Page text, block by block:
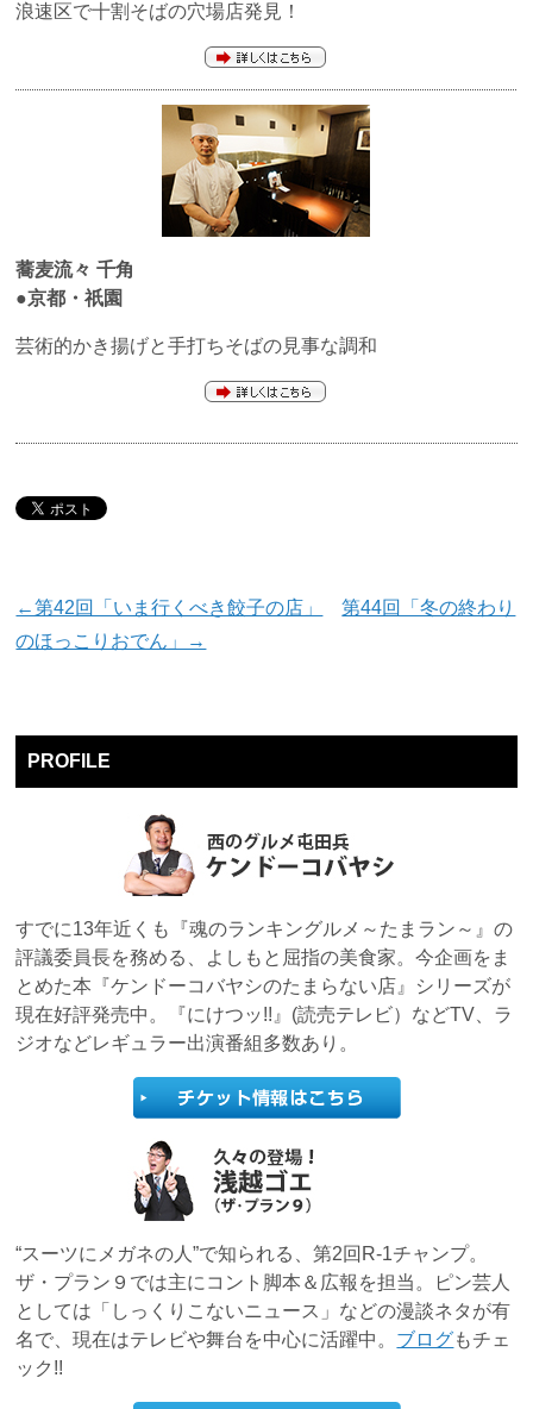
浪速区で十割そばの穴場店発見！
蕎麦流々 千角
●京都・祇園
芸術的かき揚げと手打ちそばの見事な調和
←第42回「いま行くべき餃子の店」
第44回「冬の終わり
のほっこりおでん」→
PROFILE
すでに13年近くも『魂のランキングルメ～たまラン～』の
評議委員長を務める、よしもと屈指の美食家。今企画をま
とめた本『ケンドーコバヤシのたまらない店』シリーズが
現在好評発売中。『にけつッ!!』(読売テレビ）などTV、ラ
ジオなどレギュラー出演番組多数あり。
“スーツにメガネの人”で知られる、第2回R-1チャンプ。
ザ・プラン９では主にコント脚本＆広報を担当。ピン芸人
としては「しっくりこないニュース」などの漫談ネタが有
名で、現在はテレビや舞台を中心に活躍中。 ブログもチェ
ック!!